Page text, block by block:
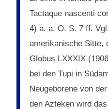
Tactaque nascenti
4) a. a. O. S. 7 ff.
amerikanische Sitte,
Globus LXXXIX
bei den Tupi in
Neugeborene von
den Azteken wird